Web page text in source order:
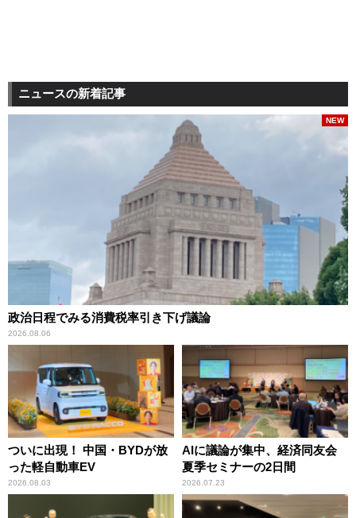
ニュースの新着記事
政治日程でみる消費税率引き下げ議論
2026.08.06
NEW
ついに出現！ 中国・BYDが放
った軽自動車EV
2026.08.03
AIに議論が集中、経済同友会
夏季セミナーの2日間
2026.07.23